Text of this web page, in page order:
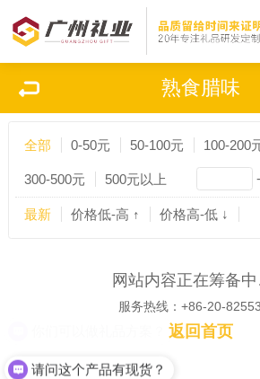
熟食腊味
全部 0-50元 50-100元 100-200
300-500元 500元以上 -
最新 价格低-高 ↑ 价格高-低 ↓
网站内容正在筹备
服务热线：+86-20-
返回首页
请问这个产品有现货？